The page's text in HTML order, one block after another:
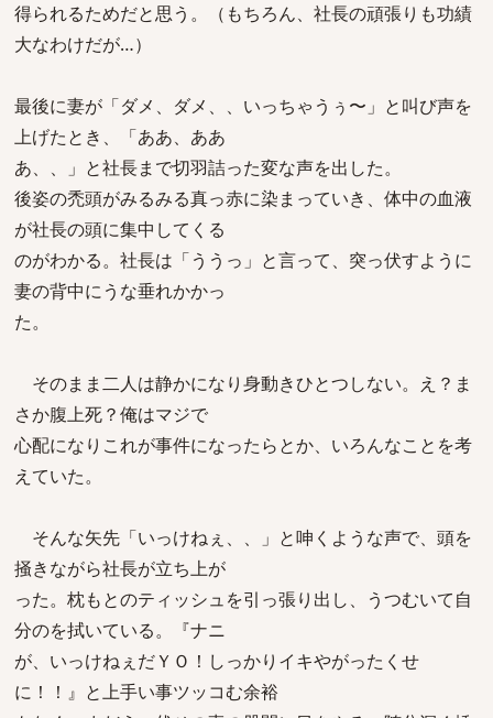
得られるためだと思う。（もちろん、社長の頑張りも功績
大なわけだが…）
最後に妻が「ダメ、ダメ、、いっちゃうぅ〜」と叫び声を
上げたとき、「ああ、ああ
あ、、」と社長まで切羽詰った変な声を出した。
後姿の禿頭がみるみる真っ赤に染まっていき、体中の血液
が社長の頭に集中してくる
のがわかる。社長は「ううっ」と言って、突っ伏すように
妻の背中にうな垂れかかっ
た。
そのまま二人は静かになり身動きひとつしない。え？ま
さか腹上死？俺はマジで
心配になりこれが事件になったらとか、いろんなことを考
えていた。
そんな矢先「いっけねぇ、、」と呻くような声で、頭を
掻きながら社長が立ち上が
った。枕もとのティッシュを引っ張り出し、うつむいて自
分のを拭いている。『ナニ
が、いっけねぇだＹＯ！しっかりイキやがったくせ
に！！』と上手い事ツッコむ余裕